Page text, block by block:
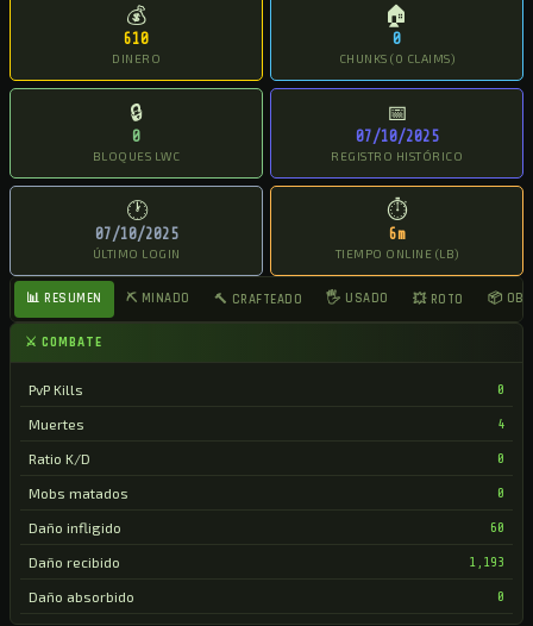
💰
610
DINERO
🏠
0
CHUNKS (0 CLAIMS)
🔒
0
BLOQUES LWC
📅
07/10/2025
REGISTRO HISTÓRICO
🕐
07/10/2025
ÚLTIMO LOGIN
⏱
6m
TIEMPO ONLINE (LB)
📊 RESUMEN ⛏ MINADO 🔨 CRAFTEADO 🖐 USADO 💥 ROTO 📦
⚔ COMBATE
PvP Kills 0
Muertes 4
Ratio K/D 0
Mobs matados 0
Daño infligido 60
Daño recibido 1,193
Daño absorbido 0